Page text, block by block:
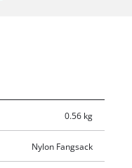
0.56 kg
Nylon Fangsack